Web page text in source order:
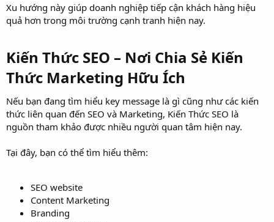
Xu hướng này giúp doanh nghiệp tiếp cận khách hàng hiệu
quả hơn trong môi trường cạnh tranh hiện nay.
Kiến Thức SEO – Nơi Chia Sẻ Kiến
Thức Marketing Hữu Ích​
Nếu bạn đang tìm hiểu key message là gì cũng như các kiến
thức liên quan đến SEO và Marketing, Kiến Thức SEO là
nguồn tham khảo được nhiều người quan tâm hiện nay.
Tại đây, bạn có thể tìm hiểu thêm:
SEO website
Content Marketing
Branding